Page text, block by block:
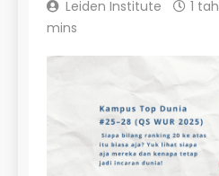
Leiden Institute 1
mins